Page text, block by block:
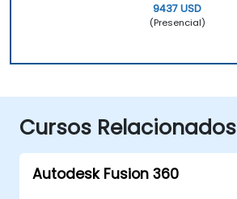
9437 USD
(Presencial)
Cursos Relacionados
Autodesk Fusion 360